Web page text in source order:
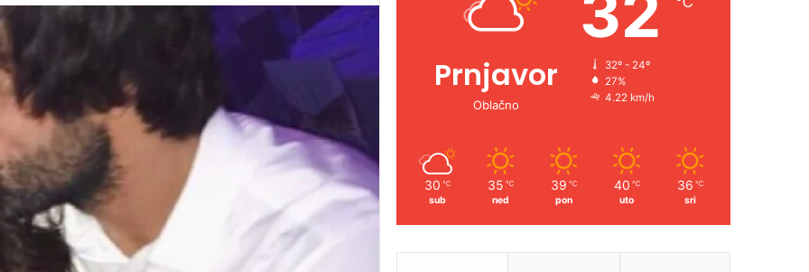
Prnjavor
Oblačno
32º - 24º
27%
4.22 km/h
30 ℃
sub
35 ℃
ned
39 ℃
pon
40 ℃
uto
36 ℃
sri